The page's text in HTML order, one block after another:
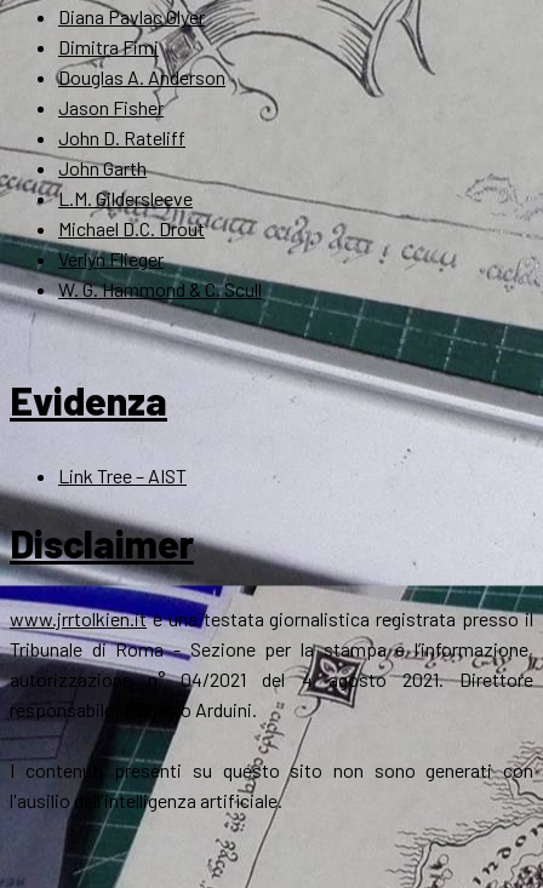
Diana Pavlac Glyer
Dimitra Fimi
Douglas A. Anderson
Jason Fisher
John D. Rateliff
John Garth
L.M. Gildersleeve
Michael D.C. Drout
Verlyn Flieger
W. G. Hammond & C. Scull
Evidenza
Link Tree – AIST
Disclaimer
www.jrrtolkien.itè una testata giornalistica registrata presso il
Tribunale di Roma - Sezione per la stampa e l’informazione,
autorizzazione n° 04/2021 del 4 agosto 2021. Direttore
responsabile: Roberto Arduini.
I contenuti presenti su questo sito non sono generati con
l'ausilio dell'intelligenza artificiale.